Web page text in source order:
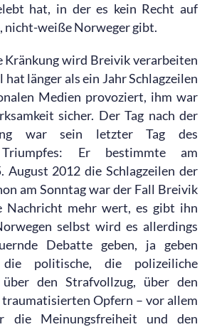
hat, in der es kein Recht auf
nicht-weiße Norweger gibt.
Kränkung wird Breivik verarbeiten
hat länger als ein Jahr Schlagzeilen
Medien provoziert, ihm war
sicher. Der Tag nach der
war sein letzter Tag des
Triumpfes: Er bestimmte am
August 2012 die Schlagzeilen der
am Sonntag war der Fall Breivik
Nachricht mehr wert, es gibt ihn
selbst wird es allerdings
Debatte geben, ja geben
politische, die polizeiliche
den Strafvollzug, über den
traumatisierten Opfern – vor allem
die Meinungsfreiheit und den